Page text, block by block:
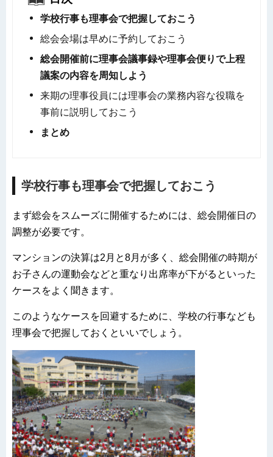
学校行事も理事会で把握しておこう
総会会場は早めに予約しておこう
総会開催前に理事会議事録や理事会便りで上程
議案の内容を周知しよう
来期の理事役員には理事会の業務内容な役職を
事前に説明しておこう
まとめ
学校行事も理事会で把握しておこう
まず総会をスムーズに開催するためには、総会開催日の
調整が必要です。
マンションの決算は2月と8月が多く、総会開催の時期が
お子さんの運動会などと重なり出席率が下がるといった
ケースをよく聞きます。
このようなケースを回避するために、学校の行事なども
理事会で把握しておくといいでしょう。